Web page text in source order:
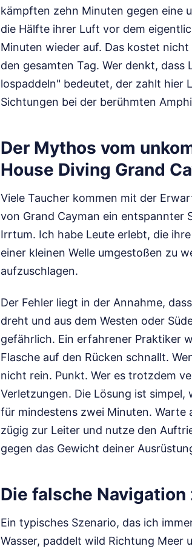
kämpften zehn Minuten gegen eine
die Hälfte ihrer Luft vor dem
Minuten wieder auf. Das kostet
den gesamten Tag. Wer denkt,
lospaddeln" bedeutet, der zahlt hier
Sichtungen bei der berühmten
Der Mythos vom
House Diving Grand
Viele Taucher kommen mit der
von Grand Cayman ein entspannter
Irrtum. Ich habe Leute erlebt, die
einer kleinen Welle umgestoßen zu
aufzuschlagen.
Der Fehler liegt in der Annahme,
dreht und aus dem Westen oder
gefährlich. Ein erfahrener Praktiker
Flasche auf den Rücken schnallt.
nicht rein. Punkt. Wer es trotzdem
Verletzungen. Die Lösung ist
für mindestens zwei Minuten. Warte
zügig zur Leiter und nutze den
gegen das Gewicht deiner
Die falsche
Ein typisches Szenario, das ich
Wasser, paddelt wild Richtung Meer